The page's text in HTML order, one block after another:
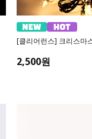
[클리어런스] 크리스마
2,500원